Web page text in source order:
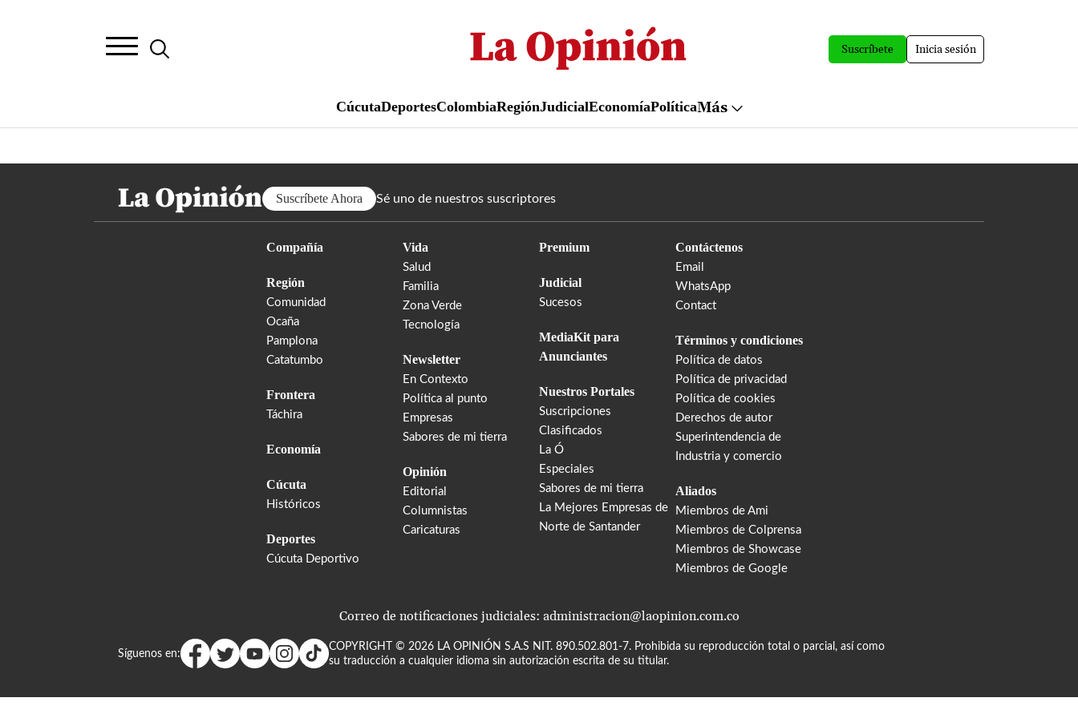
al
contenido
Suscríbete Inicia sesión
CúcutaDeportesColombiaRegiónJudicialEconomíaPolíticaMás
Suscríbete Ahora Sé uno de nuestros suscriptores
Compañía
Región
Comunidad
Ocaña
Pamplona
Catatumbo
Frontera
Táchira
Economía
Cúcuta
Históricos
Deportes
Cúcuta Deportivo
Vida
Salud
Familia
Zona Verde
Tecnología
Newsletter
En Contexto
Política al punto
Empresas
Sabores de mi tierra
Opinión
Editorial
Columnistas
Caricaturas
Premium
Judicial
Sucesos
MediaKit para
Anunciantes
Nuestros Portales
Suscripciones
Clasificados
La Ó
Especiales
Sabores de mi tierra
La Mejores Empresas de
Norte de Santander
Contáctenos
Email
WhatsApp
Contact
Términos y condiciones
Política de datos
Política de privacidad
Política de cookies
Derechos de autor
Superintendencia de
Industria y comercio
Aliados
Miembros de Ami
Miembros de Colprensa
Miembros de Showcase
Miembros de Google
Correo de notificaciones judiciales: administracion@laopinion.com.co
Síguenos en:
COPYRIGHT © 2026 LA OPINIÓN S.A.S NIT. 890.502.801-7. Prohibida su reproducción total o parcial, así como
su traducción a cualquier idioma sin autorización escrita de su titular.